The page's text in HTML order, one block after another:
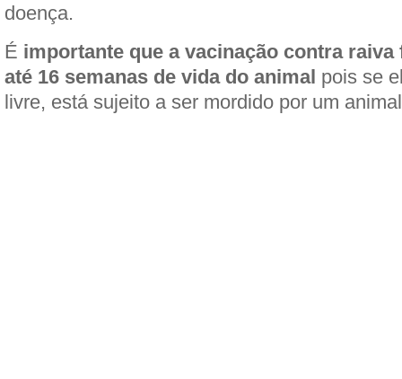
doença.
É importante que a vacinação contra
até 16 semanas de vida do animal pois se
livre, está sujeito a ser mordido por um